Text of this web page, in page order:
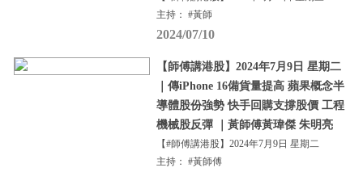
主持： #黃師
2024/07/10
【師傅講港股】2024年7月9日 星期二
｜傳iPhone 16備貨量提高 蘋果概念半
導體股份強勢 快手回購支撐股價 工程
機械股反彈 ｜黃師傅黃瑋傑 朱明亮
【#師傅講港股】2024年7月9日 星期二
主持： #黃師傅